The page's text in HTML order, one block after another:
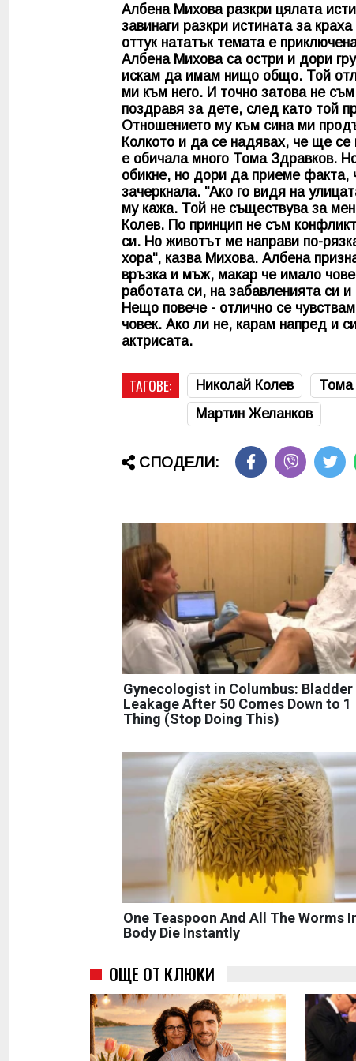
Албена Михова разкри цялата
завинаги разкри истината за
оттук нататък темата е
Албена Михова са остри и дори
искам да имам нищо общо. Той
ми към него. И точно затова не
поздравя за дете, след като той
Отношението му към сина ми
Колкото и да се надявах, че ще
е обичала много Тома Здравков.
обикне, но дори да приеме факта,
зачеркнала. "Ако го видя на
му кажа. Той не съществува за
Колев. По принцип не съм
си. Но животът ме направи по-
хора", казва Михова. Албена
връзка и мъж, макар че имало
работата си, на забавленията си
Нещо повече - отлично се
човек. Ако ли не, карам напред и
актрисата.
ТАГОВЕ: Николай Колев Тома
Мартин Желанков
СПОДЕЛИ:
Gynecologist in Columbus: Bladder
Leakage After 50 Comes Down to 1
Thing (Stop Doing This)
One Teaspoon And All The Worms
Body Die Instantly
ОЩЕ ОТ КЛЮКИ